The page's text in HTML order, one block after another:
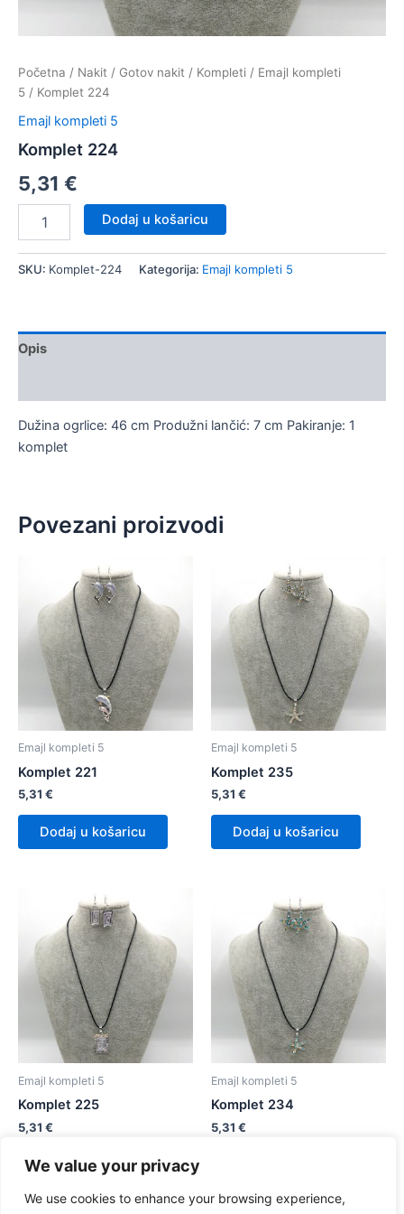
We value your privacy
We use cookies to enhance your browsing experience,
Početna / Nakit / Gotov nakit / Kompleti / Emajl kompleti
5 / Komplet 224
Emajl kompleti 5
Komplet 224
5,31 €
Dodaj u košaricu
SKU: Komplet-224 Kategorija: Emajl kompleti 5
Opis
Dužina ogrlice: 46 cm Produžni lančić: 7 cm Pakiranje: 1
komplet
Povezani proizvodi
Emajl kompleti 5
Komplet 221
5,31 €
Dodaj u košaricu
Emajl kompleti 5
Komplet 235
5,31 €
Dodaj u košaricu
Emajl kompleti 5
Komplet 225
5,31 €
Dodaj u košaricu
Emajl kompleti 5
Komplet 234
5,31 €